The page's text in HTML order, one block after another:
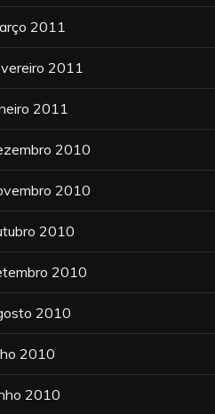
2011
2011
2011
2010
2010
2010
2010
2010
2010
2010